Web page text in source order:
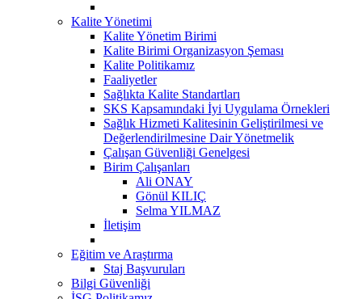
Kalite Yönetimi
Kalite Yönetim Birimi
Kalite Birimi Organizasyon Şeması
Kalite Politikamız
Faaliyetler
Sağlıkta Kalite Standartları
SKS Kapsamındaki İyi Uygulama Örnekleri
Sağlık Hizmeti Kalitesinin Geliştirilmesi ve
Değerlendirilmesine Dair Yönetmelik
Çalışan Güvenliği Genelgesi
Birim Çalışanları
Ali ONAY
Gönül KILIÇ
Selma YILMAZ
İletişim
Eğitim ve Araştırma
Staj Başvuruları
Bilgi Güvenliği